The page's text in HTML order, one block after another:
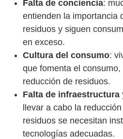
Falta de conciencia:
entienden la importancia
residuos y siguen
en exceso.
Cultura del consumo:
que fomenta el
reducción de residuos.
Falta de infraestructura
llevar a cabo la
residuos se necesitan
tecnologías adecuadas.